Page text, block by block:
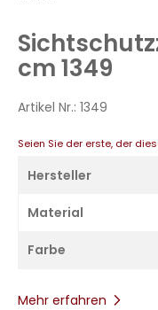
springen
cm 1349
Artikel Nr.: 1349
Seien Sie der erste, der
Hersteller
Material
Farbe
Mehr erfahren